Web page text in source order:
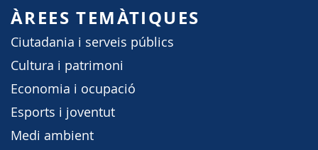
ÀREES TEMÀTIQUES
Ciutadania i serveis públics
Cultura i patrimoni
Economia i ocupació
Esports i joventut
Medi ambient